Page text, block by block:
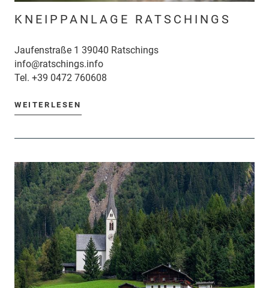
KNEIPPANLAGE RATSCHINGS
Jaufenstraße 1 39040 Ratschings
info@ratschings.info
Tel. +39 0472 760608
WEITERLESEN